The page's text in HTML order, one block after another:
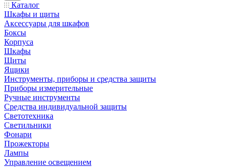
Каталог
Шкафы и щиты
Аксессуары для шкафов
Боксы
Корпуса
Шкафы
Щиты
Ящики
Инструменты, приборы и средства защиты
Приборы измерительные
Ручные инструменты
Средства индивидуальной защиты
Светотехника
Светильники
Фонари
Прожекторы
Лампы
Управление освещением